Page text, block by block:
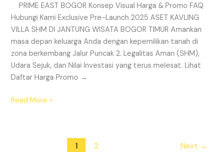
PRIME EAST BOGOR Konsep Visual Harga & Promo FAQ
Hubungi Kami Exclusive Pre-Launch 2025 ASET KAVLING
VILLA SHM DI JANTUNG WISATA BOGOR TIMUR Amankan
masa depan keluarga Anda dengan kepemilikan tanah di
zona berkembang Jalur Puncak 2. Legalitas Aman (SHM),
Udara Sejuk, dan Nilai Investasi yang terus melesat. Lihat
Daftar Harga Promo →
Read More »
1 2 Next →